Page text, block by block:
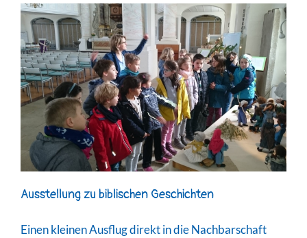
Ausstellung zu biblischen Geschichten
Einen kleinen Ausflug direkt in die Nachbarschaft